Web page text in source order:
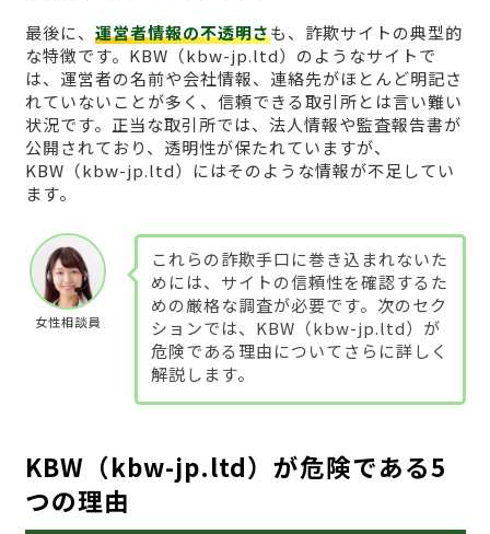
最後に、 運営者情報の不透明さも、詐欺サイトの典型的
な特徴です。KBW（kbw-jp.ltd）のようなサイトで
は、運営者の名前や会社情報、連絡先がほとんど明記さ
れていないことが多く、信頼できる取引所とは言い難い
状況です。正当な取引所では、法人情報や監査報告書が
公開されており、透明性が保たれていますが、
KBW（kbw-jp.ltd）にはそのような情報が不足してい
ます。
女性相談員
これらの詐欺手口に巻き込まれないた
めには、サイトの信頼性を確認するた
めの厳格な調査が必要です。次のセク
ションでは、KBW（kbw-jp.ltd）が
危険である理由についてさらに詳しく
解説します。
KBW（kbw-jp.ltd）が危険である5
つの理由